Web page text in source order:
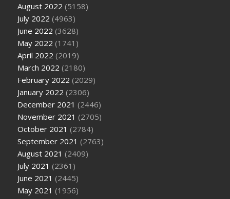
August 2022 (5158)
July 2022 (4963)
June 2022 (3628)
May 2022 (1741)
April 2022 (2019)
March 2022 (2180)
February 2022 (2029)
January 2022 (2306)
December 2021 (2446)
November 2021 (2705)
October 2021 (2784)
September 2021 (2763)
August 2021 (2409)
July 2021 (2361)
June 2021 (2445)
May 2021 (1956)